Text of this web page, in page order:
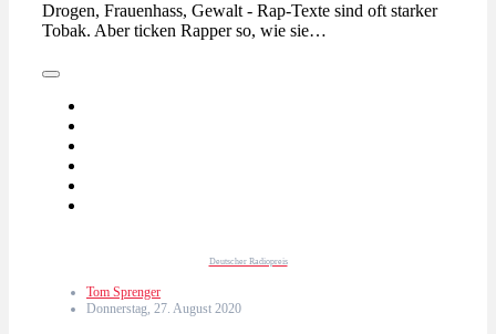
Drogen, Frauenhass, Gewalt - Rap-Texte sind oft starker
Tobak. Aber ticken Rapper so, wie sie…
Deutscher Radiopreis
Tom Sprenger
Donnerstag, 27. August 2020